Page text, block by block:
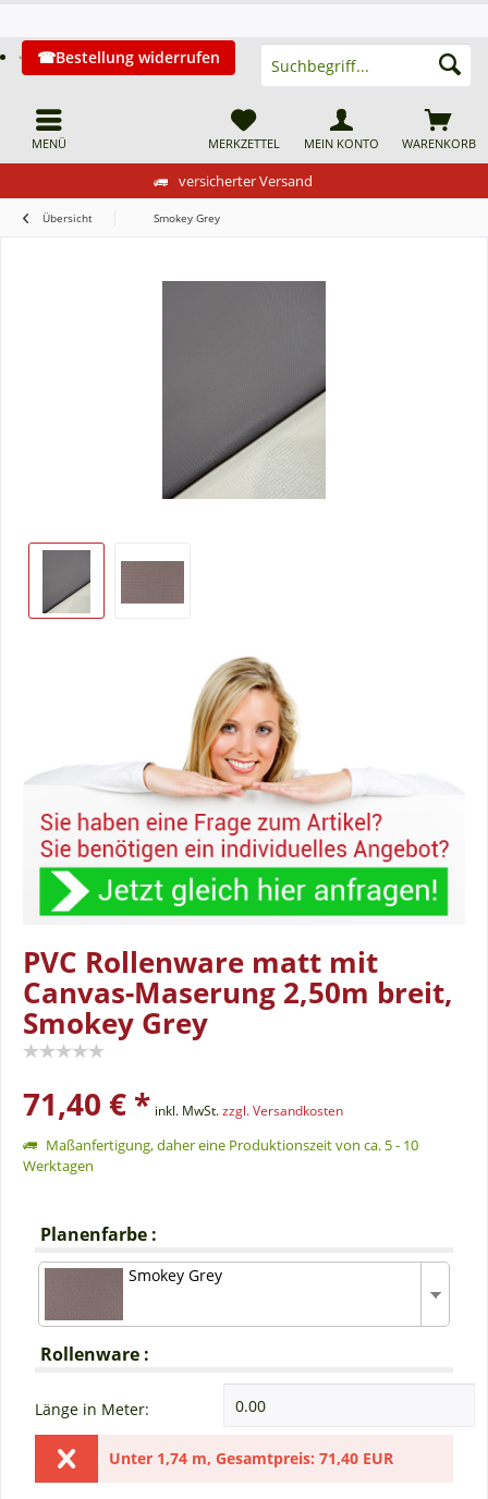
versicherter Versand
MENÜ
Bestellung widerrufen
WARENKORB
MERKZETTEL MEIN KONTO
Übersicht Smokey Grey
PVC Rollenware matt mit
Canvas-Maserung 2,50m breit,
Smokey Grey
71,40 € * inkl. MwSt.zzgl. Versandkosten
Maßanfertigung, daher eine Produktionszeit von ca. 5 - 10
Werktagen
Planenfarbe :
Smokey Grey
Rollenware :
Länge in Meter:
Unter 1,74 m, Gesamtpreis: 71,40 EUR